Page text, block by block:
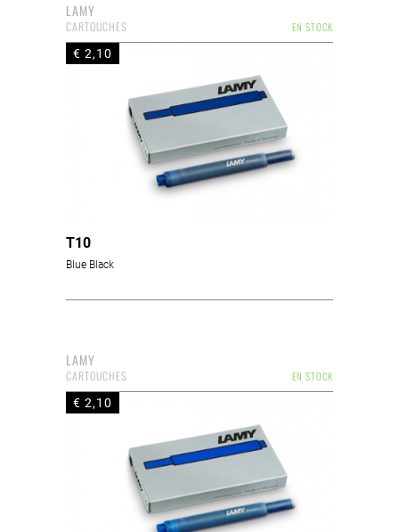
LAMY
EN STOCK
CARTOUCHES
€ 2,10
T10
Blue Black
LAMY
EN STOCK
CARTOUCHES
€ 2,10